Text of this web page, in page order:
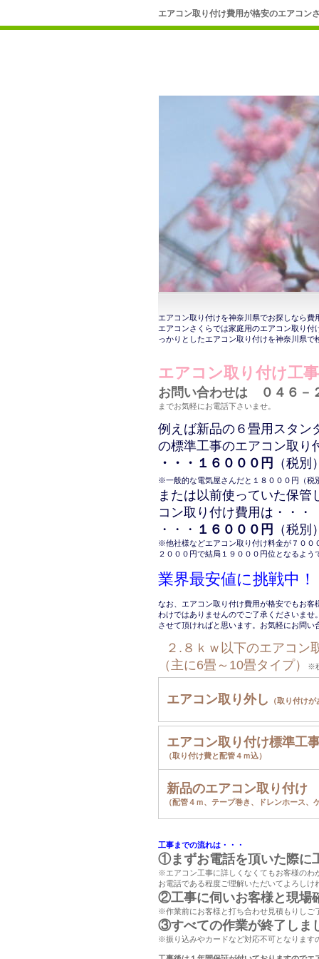
エアコン取り付け費用が格安のエアコン
エアコン取り付けを神奈川県でお探しなら
エアコンさくらでは家庭用のエアコン取り
っかりとしたエアコン取り付けを神奈川県
エアコン取り付け工
お問い合わせは ０４６－
までお気軽にお電話下さいませ。
例えば新品の６畳用スタン
の標準工事のエアコン取り
・・・１６０００円
（税別
※一般的な電気屋さんだと１８０００円（税
または以前使っていた保
コン取り付け費用は・・・
・・・ １６０００円 （税別
※他社様などエアコン取り付け料金が７００
２０００円で結局１９０００円位となるよう
業界最安値に挑戦中
なお、エアコン取り付け費用が格安でもお
わけではありませんのでご了承くださいま
させて頂ければと思います。お気軽にお問い
２.８ｋｗ以下のエアコン
（主に6畳～10畳タイプ）
※
エアコン取り外し （取り付け
エアコン取り付け標準工
（取り付け費と配管４ｍ込）
新品のエアコン取り付け
（配管４ｍ、テープ巻き、ドレンホース、
工事までの流れは・・・
①まずお電話を頂いた際に
※エアコン工事に詳しくなくてもお客様のわ
お電話である程度ご理解いただいてよろし
②工事に伺いお客様と現場
※作業前にお客様と打ち合わせ見積もりしご
③すべての作業が終了しま
※振り込みやカードなど対応不可となります